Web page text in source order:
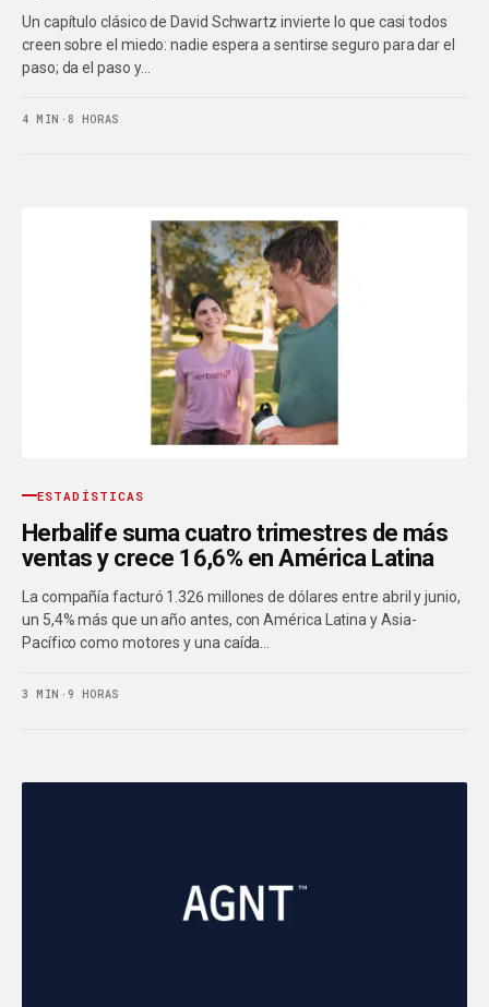
Un capítulo clásico de David Schwartz invierte lo que casi todos
creen sobre el miedo: nadie espera a sentirse seguro para dar el
paso; da el paso y…
4 MIN · 8 HORAS
ESTADÍSTICAS
Herbalife suma cuatro trimestres de más
ventas y crece 16,6% en América Latina
La compañía facturó 1.326 millones de dólares entre abril y junio,
un 5,4% más que un año antes, con América Latina y Asia-
Pacífico como motores y una caída…
3 MIN · 9 HORAS